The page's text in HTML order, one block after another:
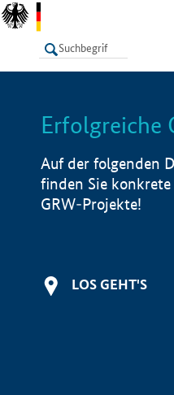
LISTE
Erfolgreiche
Auf der folgenden
finden Sie
GRW-Projekte!
LOS GEHT'S